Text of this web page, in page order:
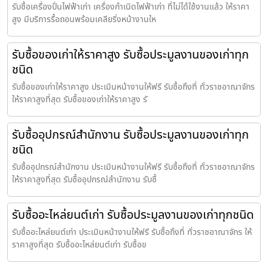
รับซื้อเครื่องปั่นไฟฟ้าเก่า เครื่องกำเนิดไฟฟ้าเก่า ที่ไม่ได้ใช้งานแล้ว ให้ราคา
สูง มีบริการรื้อถอนพร้อมเคลียริ่งหน้างานให
รับซื้อของเก่าให้ราคาสูง รับซื้อประมูลงานของเก่าทุก
ชนิด
รับซื้อของเก่าให้ราคาสูง ประเมินหน้างานให้ฟรี รับซื้อถึงที่ ทั่วราชอาณาจักร
ให้ราคาสูงที่สุด รับซื้อของเก่าให้ราคาสูง รั
รับซื้ออุปกรณ์สำนักงาน รับซื้อประมูลงานของเก่าทุก
ชนิด
รับซื้ออุปกรณ์สำนักงาน ประเมินหน้างานให้ฟรี รับซื้อถึงที่ ทั่วราชอาณาจักร
ให้ราคาสูงที่สุด รับซื้ออุปกรณ์สำนักงาน รับซื้
รับซื้ออะไหล่ยนต์เก่า รับซื้อประมูลงานของเก่าทุกชนิด
รับซื้ออะไหล่ยนต์เก่า ประเมินหน้างานให้ฟรี รับซื้อถึงที่ ทั่วราชอาณาจักร ให้
ราคาสูงที่สุด รับซื้ออะไหล่ยนต์เก่า รับซื้อข